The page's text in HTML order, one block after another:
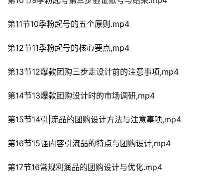
第11节10季粉起号的五个原则.mp4
第12节11季粉起号的核心要点,mp4
第13节12爆款团购三步走设计前的注意事项,mp4
第14节13爆款团购设计时的市场调研,mp4
第15节14引|流品的团购设计方法与注意事项,mp4
第16节15强内容引流品的特点与团购设计,mp4
第17节16常规利润品的团购设计与优化.mp4